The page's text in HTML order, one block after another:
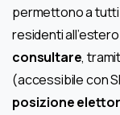
permettono a tutti
residenti
consultare,
(accessibile con
posizione